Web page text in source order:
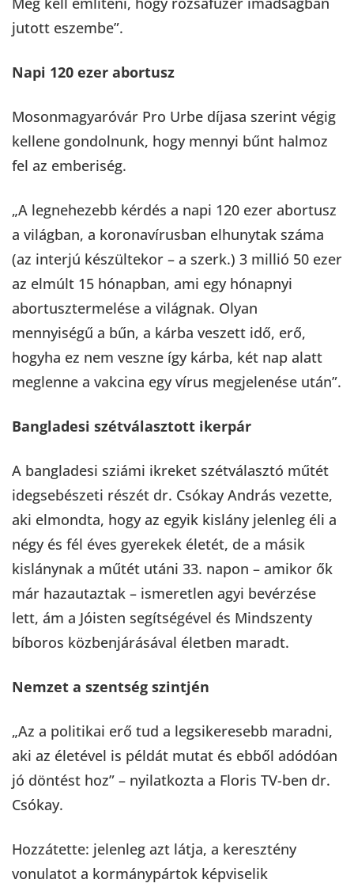
jutott eszembe”.
Napi 120 ezer abortusz
Mosonmagyaróvár Pro Urbe díjasa szerint végig
kellene gondolnunk, hogy mennyi bűnt halmoz
fel az emberiség.
„A legnehezebb kérdés a napi 120 ezer abortusz
a világban, a koronavírusban elhunytak száma
(az interjú készültekor – a szerk.) 3 millió 50 ezer
az elmúlt 15 hónapban, ami egy hónapnyi
abortusztermelése a világnak. Olyan
mennyiségű a bűn, a kárba veszett idő, erő,
hogyha ez nem veszne így kárba, két nap alatt
meglenne a vakcina egy vírus megjelenése után”.
Bangladesi szétválasztott ikerpár
A bangladesi sziámi ikreket szétválasztó műtét
idegsebészeti részét dr. Csókay András vezette,
aki elmondta, hogy az egyik kislány jelenleg éli a
négy és fél éves gyerekek életét, de a másik
kislánynak a műtét utáni 33. napon – amikor ők
már hazautaztak – ismeretlen agyi bevérzése
lett, ám a Jóisten segítségével és Mindszenty
bíboros közbenjárásával életben maradt.
Nemzet a szentség szintjén
„Az a politikai erő tud a legsikeresebb maradni,
aki az életével is példát mutat és ebből adódóan
jó döntést hoz” – nyilatkozta a Floris TV-ben dr.
Csókay.
Hozzátette: jelenleg azt látja, a keresztény
vonulatot a kormánypártok képviselik